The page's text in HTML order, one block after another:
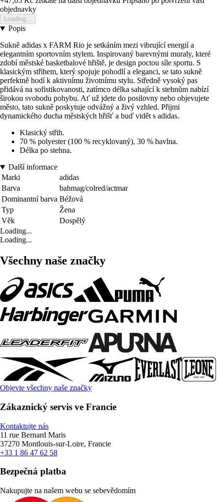
objednavky
Loading...
Popis
Sukně adidas x FARM Rio je setkáním mezi vibrující energií a
elegantním sportovním stylem. Inspirovaný barevnými muraly, které
zdobí městské basketbalové hřiště, je design poctou síle sportu. S
klasickým střihem, který spojuje pohodlí a eleganci, se tato sukně
perfektně hodí k aktivnímu životnímu stylu. Středně vysoký pas
přidává na sofistikovanosti, zatímco délka sahající k stehnům nabízí
širokou svobodu pohybu. Ať už jdete do posilovny nebo objevujete
město, tato sukně poskytuje odvážný a živý vzhled. Přijmi
dynamického ducha městských hřišť a buď vidět s adidas.
Klasický střih.
70 % polyester (100 % recyklovaný), 30 % bavlna.
Délka po stehna.
Další informace
Marki
adidas
Barva
bahmag/colred/actmar
Dominantní barva Béžová
Typ
Žena
Věk
Dospělý
Loading...
Loading...
Všechny naše značky
Objevte všechny naše značky
Zákaznický servis ve Francie
Kontaktujte nás
11 rue Bernard Maris
37270 Montlouis-sur-Loire, Francie
+33 1 86 47 62 58
Bezpečná platba
Nakupujte na našem webu se sebevědomím